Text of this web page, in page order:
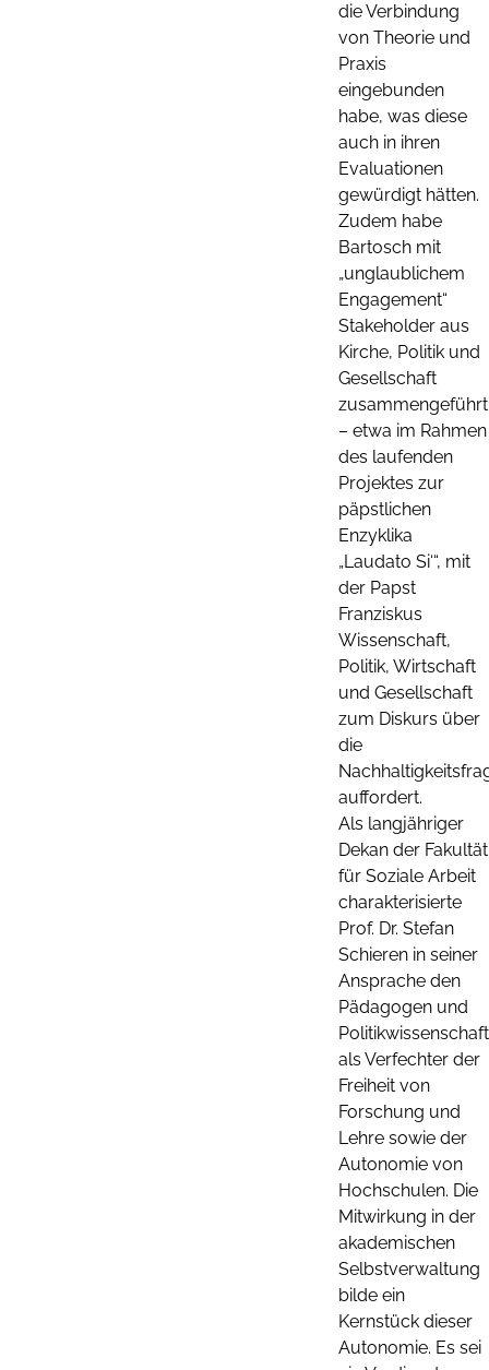
die Verbindung
von Theorie und
Praxis
eingebunden
habe, was diese
auch in ihren
Evaluationen
gewürdigt hätten.
Zudem habe
Bartosch mit
„unglaublichem
Engagement“
Stakeholder aus
Kirche, Politik und
Gesellschaft
zusammengeführt
– etwa im Rahmen
des laufenden
Projektes zur
päpstlichen
Enzyklika
„Laudato Si‘“, mit
der Papst
Franziskus
Wissenschaft,
Politik, Wirtschaft
und Gesellschaft
zum Diskurs über
die
auffordert.
Als langjähriger
Dekan der Fakultät
für Soziale Arbeit
charakterisierte
Prof. Dr. Stefan
Schieren in seiner
Ansprache den
Pädagogen und
als Verfechter der
Freiheit von
Forschung und
Lehre sowie der
Autonomie von
Hochschulen. Die
Mitwirkung in der
akademischen
Selbstverwaltung
bilde ein
Kernstück dieser
Autonomie. Es sei